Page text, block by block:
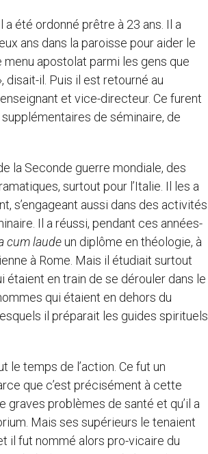
a été ordonné prêtre à 23 ans. Il a
ans dans la paroisse pour aider le
menu apostolat parmi les gens que
disait-il. Puis il est retourné au
et vice-directeur. Ce furent
de séminaire, de
la Seconde guerre mondiale, des
surtout pour l’Italie. Il les a
s’engageant aussi dans des activités
Il a réussi, pendant ces années-
cum laudeun diplôme en théologie, à
à Rome. Mais il étudiait surtout
étaient en train de se dérouler dans le
qui étaient en dehors du
il préparait les guides spirituels
le temps de l’action. Ce fut un
que c’est précisément à cette
graves problèmes de santé et qu’il a
Mais ses supérieurs le tenaient
il fut nommé alors pro-vicaire du